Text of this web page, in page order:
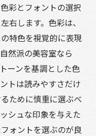
キャンペーンの活
ナライゼーション
バーシッププログ
ーアップの重要性
彩とフォントの選択
右します。色彩は、
特色を視覚的に表現
然派の美容室なら
ーンを基調とした色
トは読みやすさだけ
ために慎重に選ぶべ
シュな印象を与えた
ォントを選ぶのが良